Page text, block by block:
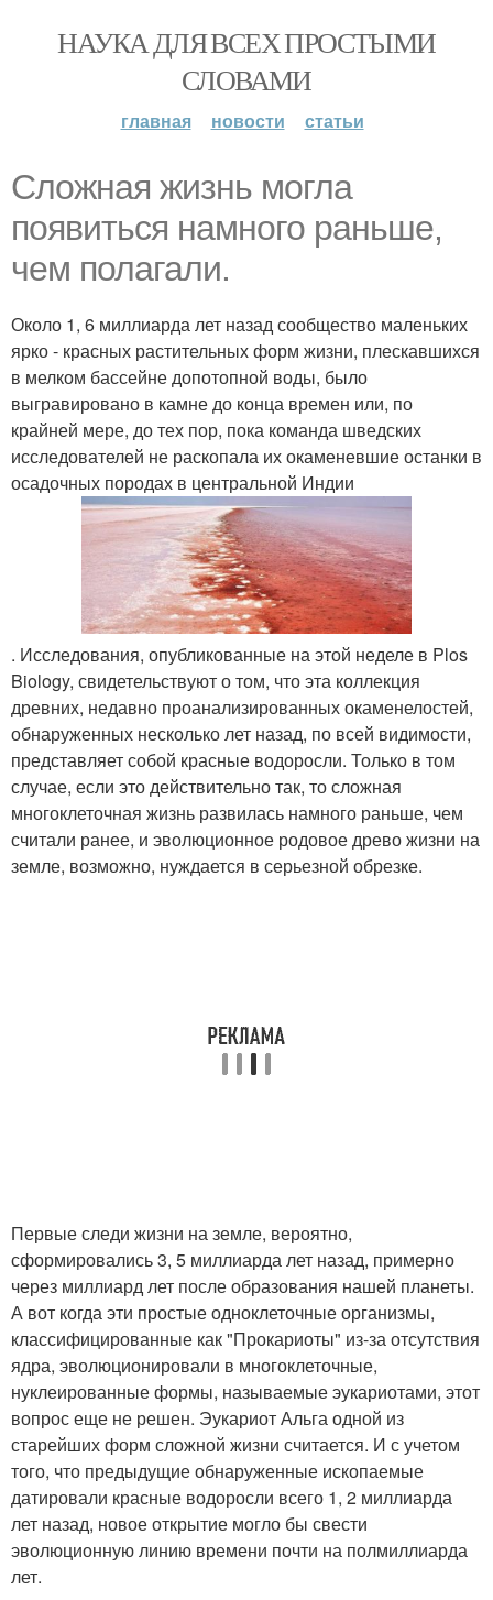
НАУКА ДЛЯ ВСЕХ ПРОСТЫМИ
СЛОВАМИ
главная новости статьи
Сложная жизнь могла
появиться намного раньше,
чем полагали.
Около 1, 6 миллиарда лет назад сообщество маленьких
ярко - красных растительных форм жизни, плескавшихся
в мелком бассейне допотопной воды, было
выгравировано в камне до конца времен или, по
крайней мере, до тех пор, пока команда шведских
исследователей не раскопала их окаменевшие останки в
осадочных породах в центральной Индии
. Исследования, опубликованные на этой неделе в Plos
Biology, свидетельствуют о том, что эта коллекция
древних, недавно проанализированных окаменелостей,
обнаруженных несколько лет назад, по всей видимости,
представляет собой красные водоросли. Только в том
случае, если это действительно так, то сложная
многоклеточная жизнь развилась намного раньше, чем
считали ранее, и эволюционное родовое древо жизни на
земле, возможно, нуждается в серьезной обрезке.
Первые следи жизни на земле, вероятно,
сформировались 3, 5 миллиарда лет назад, примерно
через миллиард лет после образования нашей планеты.
А вот когда эти простые одноклеточные организмы,
классифицированные как "Прокариоты" из-за отсутствия
ядра, эволюционировали в многоклеточные,
нуклеированные формы, называемые эукариотами, этот
вопрос еще не решен. Эукариот Альга одной из
старейших форм сложной жизни считается. И с учетом
того, что предыдущие обнаруженные ископаемые
датировали красные водоросли всего 1, 2 миллиарда
лет назад, новое открытие могло бы свести
эволюционную линию времени почти на полмиллиарда
лет.